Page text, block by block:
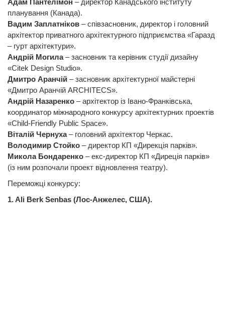
планування (Канада).
Вадим Заплатніков – співзасновник, директор і головний
архітектор приватного архітектурного підприємства «Гаразд
– гурт архітектури».
Андрій Могила– засновник та керівник студії дизайну
«Citek Design Studio».
Дмитро Аранчій – засновник архітектурної майстерні
«Дмитро Аранчій ARCHITECS».
Андрій Назаренко – архітектор із Івано-Франківська,
координатор міжнародного конкурсу архітектурних проектів
«Child-Friendly Public Space».
Віталій Чернуха– головний архітектор Черкас.
Володимир Стойко – директор КП «Дирекція парків».
Микола Бондаренко – екс-директор КП «Диреція парків»
(із ним розпочали проект відновлення театру).
Переможці конкурсу:
1. Ali Berk Senbas (Лос-Анжелес, США).